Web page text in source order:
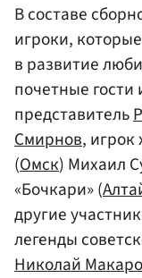
В составе
игроки,
в развитие
почетные
представитель
Смирнов, игрок
(Омск) Михаил
«Бочкари» (
другие
легенды
Николай